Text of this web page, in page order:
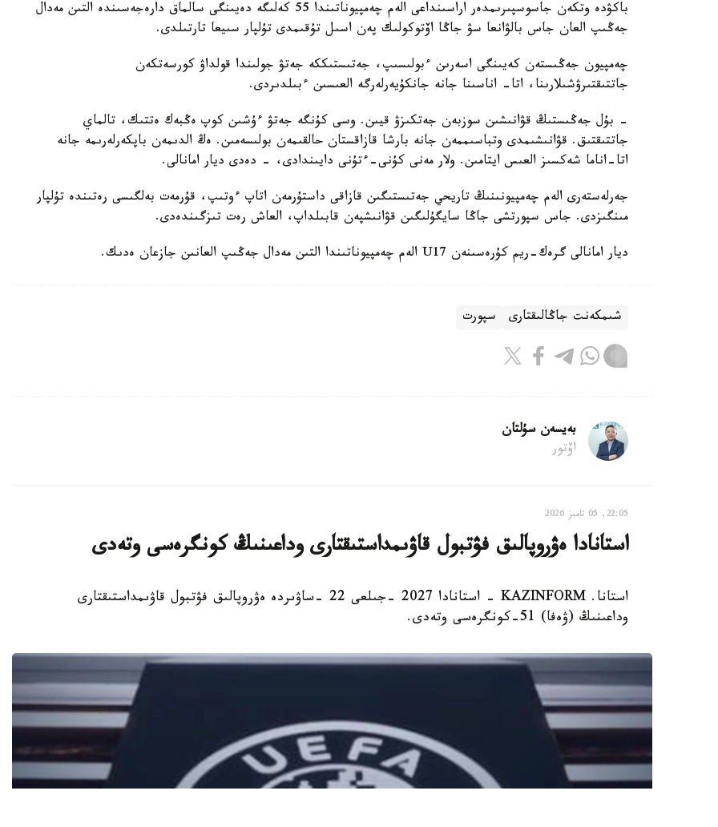
باكۋدە وتكەن جاسوسپىرىمدەر اراسىنداعى الەم چەمپيوناتىندا 55 كەلىگە دەيىنگى سالماق دارەجەسىندە التىن مەدال
جەڭىپ العان جاس بالۋانعا سۋ جاڭا اۆتوكولىك پەن اسىل تۇقىمدى تۇلپار سىيعا تارتىلدى.
چەمپيون جەڭىستەن كەيىنگى اسەرىن ءبولىسىپ، جەتىستىككە جەتۋ جولىندا قولداۋ كورسەتكەن
جاتتىقتىرۋشىلارىنا، اتا- اناسىنا جانە جانكۇيەرلەرگە العىسىن ءبىلدىردى.
- بۇل جەڭىستىڭ قۋانىشىن سوزبەن جەتكىزۋ قيىن. وسى كۇنگە جەتۋ ءۇشىن كوپ ەڭبەك ەتتىك، تالماي
جاتتىقتىق. قۋانىشىمدى وتباسىممەن جانە بارشا قازاقستان حالقىمەن بولىسەمىن. ەڭ الدىمەن باپكەرلەرىمە جانە
اتا-اناما شەكسىز العىس ايتامىن. ولار مەنى كۇنى-ءتۇنى دايىندادى، - دەدى ديار امانالى.
جەرلەستەرى الەم چەمپيونىنىڭ تاريحي جەتىستىگىن قازاقى داستۇرمەن اتاپ ءوتىپ، قۇرمەت بەلگىسى رەتىندە تۇلپار
مىنگىزدى. جاس سپورتشى جاڭا سايگۇلىگىن قۋانىشپەن قابىلداپ، العاش رەت تىزگىندەدى.
ديار امانالى گرەك-ريم كۇرەسىنەن U17 الەم چەمپيوناتىندا التىن مەدال جەڭىپ العانىن جازعان ەدىك.
شىمكەنت جاڭالىقتارى سپورت
بەيسەن سۇلتان
اۆتور
22:05, 05 تامىز 2026
استانادا ەۋروپالىق فۋتبول قاۋىمداستىقتارى وداعىنىڭ كونگرەسى وتەدى
استانا. KAZINFORM - استانادا 2027 -جىلعى 22 -ساۋىردە ەۋروپالىق فۋتبول قاۋىمداستىقتارى
وداعىنىڭ (ۋەفا) 51-كونگرەسى وتەدى.